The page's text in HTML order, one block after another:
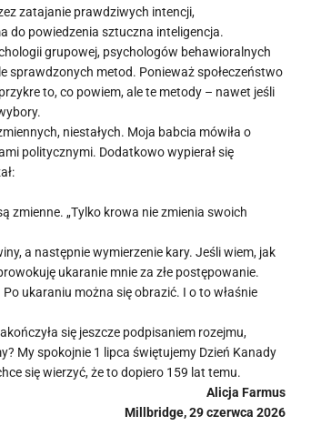
zatajanie prawdziwych intencji,
do powiedzenia sztuczna inteligencja.
grupowej, psychologów behawioralnych
sprawdzonych metod. Ponieważ społeczeństwo
to, co powiem, ale te metody – nawet jeśli
niestałych. Moja babcia mówiła o
politycznymi. Dodatkowo wypierał się
zmienne. „Tylko krowa nie zmienia swoich
a następnie wymierzenie kary. Jeśli wiem, jak
ukaranie mnie za złe postępowanie.
ukaraniu można się obrazić. I o to właśnie
się jeszcze podpisaniem rozejmu,
My spokojnie 1 lipca świętujemy Dzień Kanady
się wierzyć, że to dopiero 159 lat temu.
Alicja Farmus
Millbridge, 29 czerwca 2026